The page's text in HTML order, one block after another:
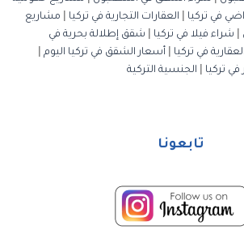
في تركيا العقارات التجارية في تركيا
مشاريع
شراء فيلا في تركيا
شقق إطلالة بحرية في
في تركيا أسعار الشقق في تركيا اليوم
تركيا
الجنسية التركية
تابعونا